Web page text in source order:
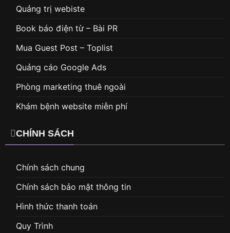
Quảng trị webiste
Book báo điện từ – Bài PR
Mua Guest Post – Toplist
Quảng cáo Google Ads
Phòng marketing thuê ngoài
Khám bệnh website miễn phí
CHÍNH SÁCH
Chính sách chung
Chính sách bảo mật thông tin
Hình thức thanh toán
Quy Trình